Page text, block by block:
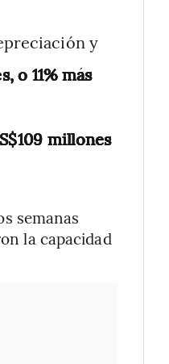
y
o 11% más
millones
semanas
la capacidad